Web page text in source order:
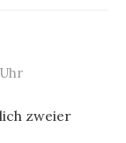
zweier